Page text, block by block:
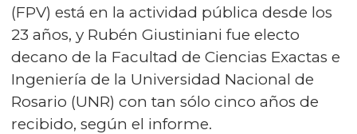
(FPV) está en la actividad pública desde los
23 años, y Rubén Giustiniani fue electo
decano de la Facultad de Ciencias Exactas e
Ingeniería de la Universidad Nacional de
Rosario (UNR) con tan sólo cinco años de
recibido, según el informe.